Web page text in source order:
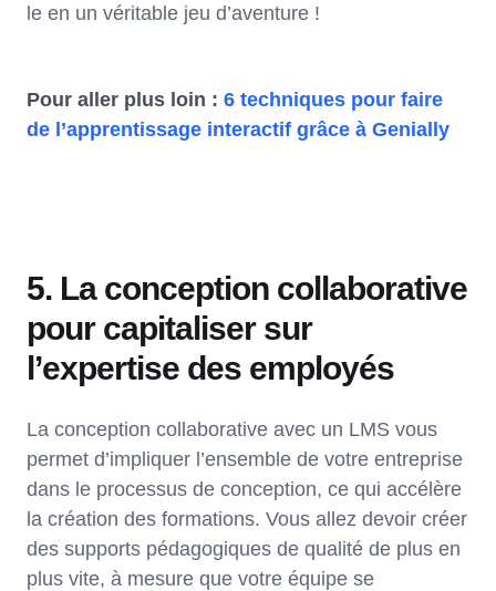
le en un véritable jeu d’aventure !
Pour aller plus loin : 6 techniques pour faire
de l’apprentissage interactif grâce à Genially
5. La conception collaborative
pour capitaliser sur
l’expertise des employés
La conception collaborative avec un LMS vous
permet d’impliquer l’ensemble de votre entreprise
dans le processus de conception, ce qui accélère
la création des formations. Vous allez devoir créer
des supports pédagogiques de qualité de plus en
plus vite, à mesure que votre équipe se